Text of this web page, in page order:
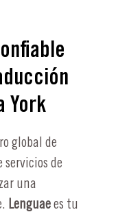
York
global de
servicios de
una
Lenguae es tu